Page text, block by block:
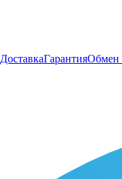
ДоставкаГарантияОбмен